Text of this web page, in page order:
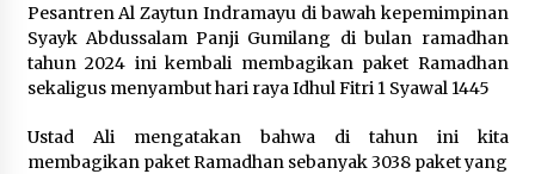
Pesantren Al Zaytun Indramayu di bawah kepemimpinan
Syayk Abdussalam Panji Gumilang di bulan ramadhan
tahun 2024 ini kembali membagikan paket Ramadhan
sekaligus menyambut hari raya Idhul Fitri 1 Syawal 1445
Ustad Ali mengatakan bahwa di tahun ini kita
membagikan paket Ramadhan sebanyak 3038 paket yang